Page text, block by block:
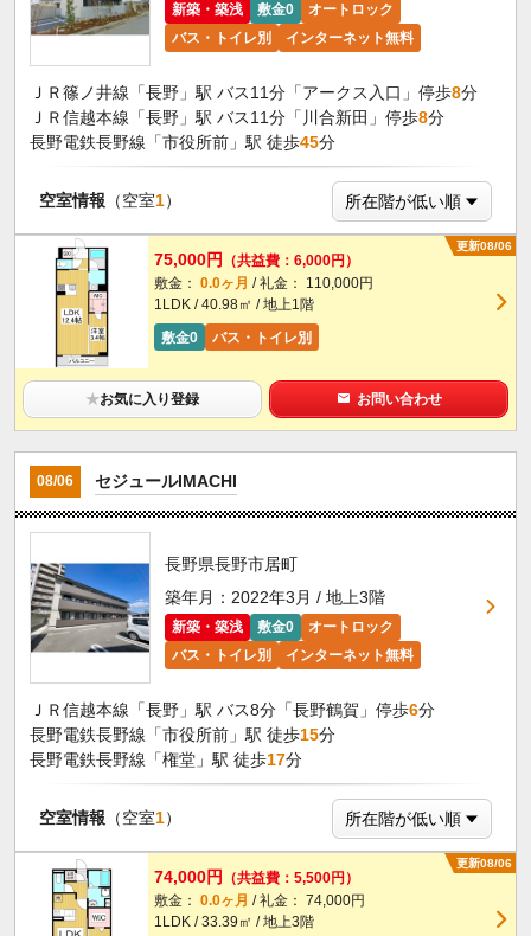
新築・築浅 敷金0
オートロック
バス・トイレ別
インターネット無料
ＪＲ篠ノ井線「長野」駅 バス11分「アークス入口」停歩8分
ＪＲ信越本線「長野」駅 バス11分「川合新田」停歩8分
長野電鉄長野線「市役所前」駅 徒歩45分
空室情報 （空室1）
更新08/06
75,000円
（共益費：6,000円）
敷金： 0.0ヶ月 / 礼金： 110,000円
1LDK / 40.98㎡ / 地上1階
敷金0
バス・トイレ別
★お気に入り登録 お問い合わせ
08/06 セジュールIMACHI
長野県長野市居町
築年月：2022年3月 / 地上3階
新築・築浅 敷金0
オートロック
バス・トイレ別
インターネット無料
ＪＲ信越本線「長野」駅 バス8分「長野鶴賀」停歩6分
長野電鉄長野線「市役所前」駅 徒歩15分
長野電鉄長野線「権堂」駅 徒歩17分
空室情報 （空室1）
更新08/06
74,000円
（共益費：5,500円）
敷金： 0.0ヶ月 / 礼金： 74,000円
1LDK / 33.39㎡ / 地上3階